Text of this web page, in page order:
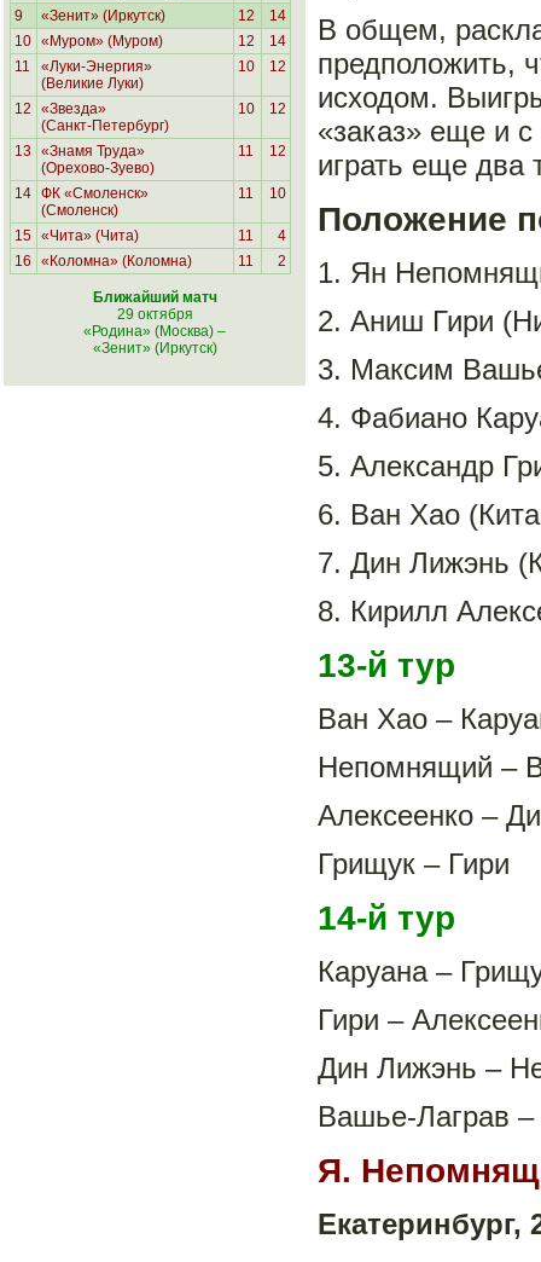
9
«Зенит» (Иркутск) 12
14
10 «Муром» (Муром) 12
14
11
«Луки-Энергия»
(Великие Луки)
10 12
12
«Звезда»
(Санкт-Петербург)
10 12
13
«Знамя Труда»
(Орехово-Зуево)
11 12
14 ФК «Смоленск»
(Смоленск)
11 10
15 «Чита» (Чита) 11
4
16
«Коломна» (Коломна) 11 2
Ближайший матч
29 октября
«Родина» (Москва) –
«Зенит» (Иркутск)
В общем,
предположить,
исходом.
«заказ» еще и с
играть еще два
Положение
1. Ян
2. Аниш Гири
3. Максим
4. Фабиано
5. Александр
6. Ван Хао
7. Дин Лижэнь
8. Кирилл
13-й тур
Ван Хао –
Непомнящий –
Алексеенко –
Грищук – Гири
14-й тур
Каруана –
Гири –
Дин Лижэнь –
Вашье-Лаграв
Я.
Екатеринбург,